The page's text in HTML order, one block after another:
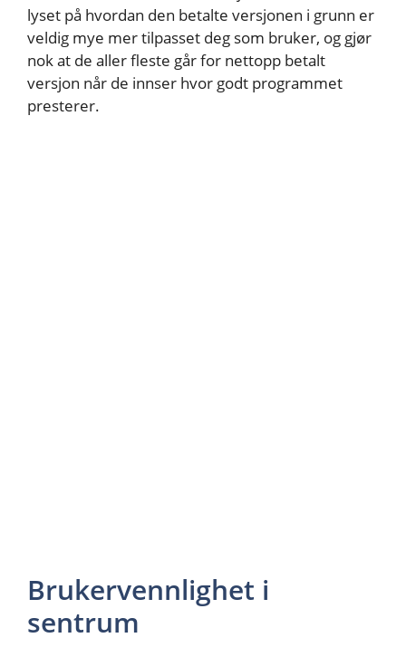
lyset på hvordan den betalte versjonen i grunn er
veldig mye mer tilpasset deg som bruker, og gjør
nok at de aller fleste går for nettopp betalt
versjon når de innser hvor godt programmet
presterer.
Brukervennlighet i
sentrum